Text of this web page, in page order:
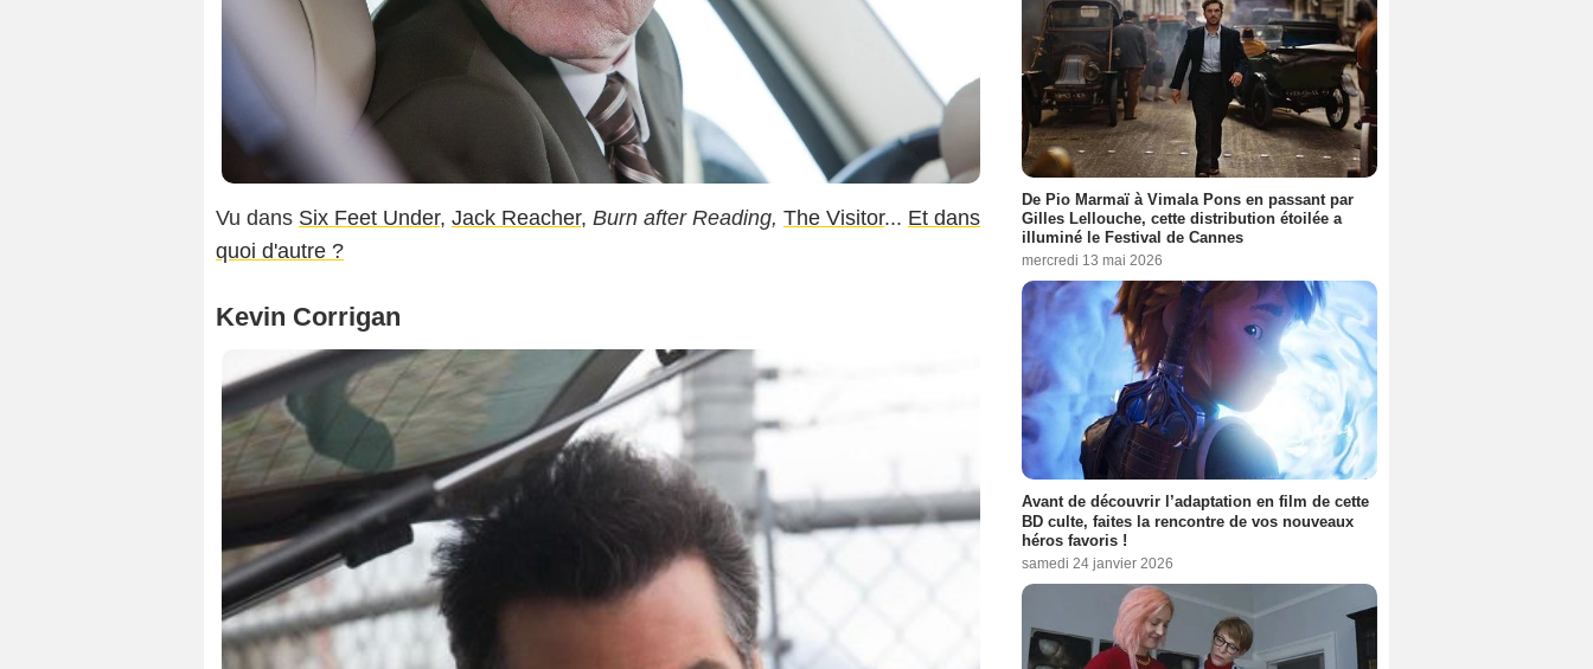
Vu dans Six Feet Under, Jack Reacher, Burn after Reading, The Visitor... Et dans
quoi d'autre ?
Kevin Corrigan
De Pio Marmaï à Vimala Pons en passant par
Gilles Lellouche, cette distribution étoilée a
illuminé le Festival de Cannes
mercredi 13 mai 2026
Avant de découvrir l’adaptation en film de cette
BD culte, faites la rencontre de vos nouveaux
héros favoris !
samedi 24 janvier 2026